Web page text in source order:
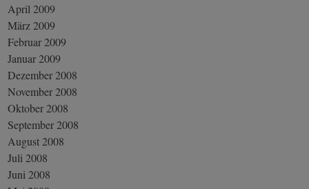
April 2009
März 2009
Februar 2009
Januar 2009
Dezember 2008
November 2008
Oktober 2008
September 2008
August 2008
Juli 2008
Juni 2008